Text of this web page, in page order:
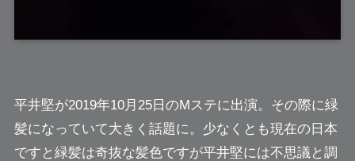
平井堅が2019年10月25日のMステに出演。その際に緑
髪になっていて大きく話題に。少なくとも現在の日本
ですと緑髪は奇抜な髪色ですが平井堅には不思議と調